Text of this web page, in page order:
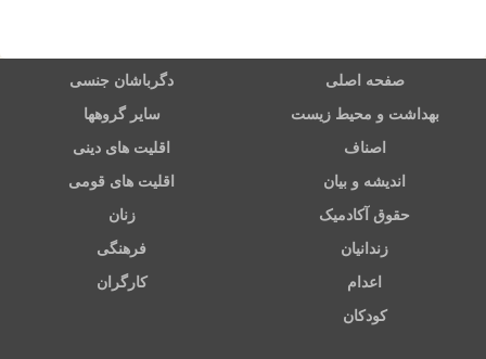
صفحه اصلی دگرباشان جنسی
بهداشت و محیط زیست سایر گروهها
اصناف اقلیت های دینی
اندیشه و بیان اقلیت های قومی
حقوق آکادمیک زنان
زندانیان فرهنگی
اعدام کارگران
کودکان